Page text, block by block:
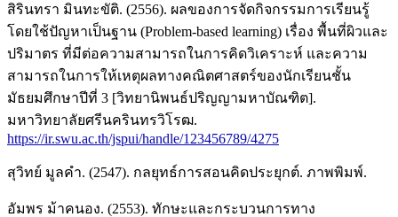
สิรินทรา มินทะขัติ. (2556). ผลของการจัดกิจกรรมการเรียนรู้
โดยใช้ปัญหาเป็นฐาน (Problem-based learning) เรื่อง พื้นที่ผิวและ
ปริมาตร ที่มีต่อความสามารถในการคิดวิเคราะห์ และความ
สามารถในการให้เหตุผลทางคณิตศาสตร์ของนักเรียนชั้น
มัธยมศึกษาปีที่ 3 [วิทยานิพนธ์ปริญญามหาบัณฑิต].
มหาวิทยาลัยศรีนครินทรวิโรฒ.
https://ir.swu.ac.th/jspui/handle/123456789/4275
สุวิทย์ มูลคํา. (2547). กลยุทธ์การสอนคิดประยุกต์. ภาพพิมพ์.
อัมพร ม้าคนอง. (2553). ทักษะและกระบวนการทาง